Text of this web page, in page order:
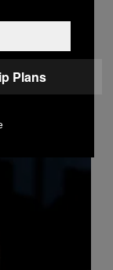
Make
Plans